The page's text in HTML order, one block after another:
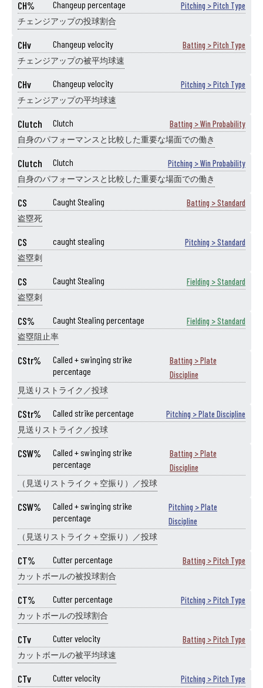
CH% Changeup percentage Pitching > Pitch Type
チェンジアップの投球割合
CHv Changeup velocity Batting > Pitch Type
チェンジアップの被平均球速
CHv Changeup velocity Pitching > Pitch Type
チェンジアップの平均球速
Clutch Clutch Batting > Win Probability
自身のパフォーマンスと比較した重要な場面での働き
Clutch Clutch Pitching > Win Probability
自身のパフォーマンスと比較した重要な場面での働き
CS Caught Stealing Batting > Standard
盗塁死
CS caught stealing Pitching > Standard
盗塁刺
CS Caught Stealing Fielding > Standard
盗塁刺
CS% Caught Stealing percentage Fielding > Standard
盗塁阻止率
CStr%
Called + swinging strike
percentage
Batting > Plate
Discipline
見送りストライク／投球
CStr% Called strike percentage Pitching > Plate Discipline
見送りストライク／投球
CSW%
Called + swinging strike
percentage
Batting > Plate
Discipline
（見送りストライク＋空振り）／投球
CSW%
Called + swinging strike
percentage
Pitching > Plate
Discipline
（見送りストライク＋空振り）／投球
CT% Cutter percentage Batting > Pitch Type
カットボールの被投球割合
CT% Cutter percentage Pitching > Pitch Type
カットボールの投球割合
CTv Cutter velocity Batting > Pitch Type
カットボールの被平均球速
CTv Cutter velocity Pitching > Pitch Type